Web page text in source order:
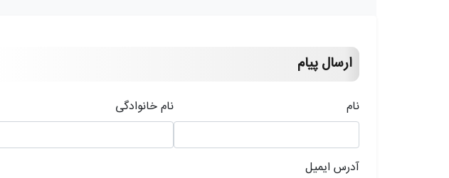
ارسال پیام
نام نام خانوادگی
آدرس ایمیل